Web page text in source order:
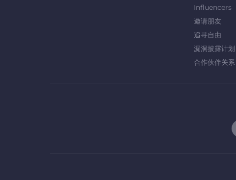
Influencers
邀请朋友
追寻自由
漏洞披露计划
合作伙伴关系